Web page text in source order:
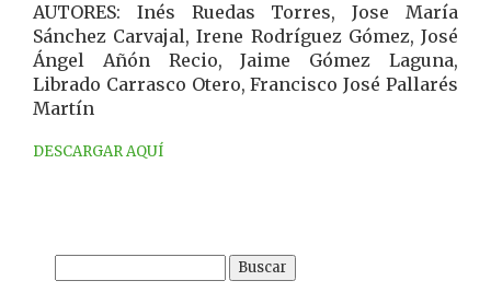
AUTORES: Inés Ruedas Torres, Jose María
Sánchez Carvajal, Irene Rodríguez Gómez, José
Ángel Añón Recio, Jaime Gómez Laguna,
Librado Carrasco Otero, Francisco José Pallarés
Martín
DESCARGAR AQUÍ
Buscar: